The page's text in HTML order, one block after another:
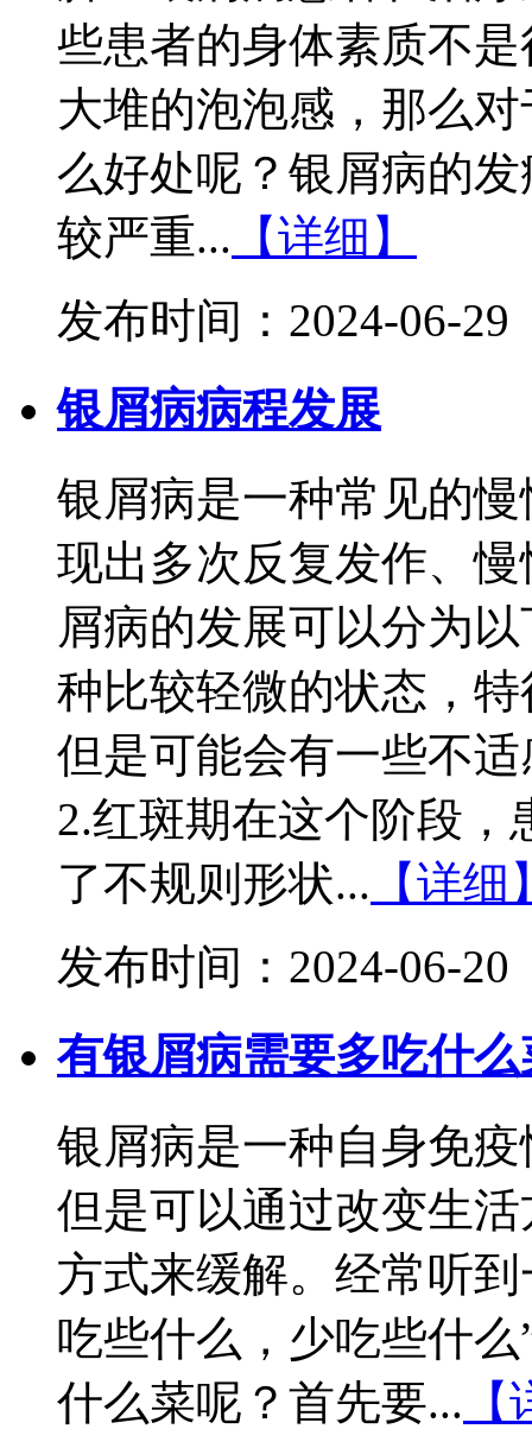
些患者的身体素质不
大堆的泡泡感，那么
么好处呢？银屑病的
较严重... 【详细】
发布时间：2024-06-29
银屑病病程发展
银屑病是一种常见的
现出多次反复发作、
屑病的发展可以分为
种比较轻微的状态，
但是可能会有一些不
2.红斑期在这个阶段
了不规则形状... 【详细
发布时间：2024-06-20
有银屑病需要多吃什么
银屑病是一种自身免
但是可以通过改变生
方式来缓解。经常听
吃些什么，少吃些什
什么菜呢？首先要...